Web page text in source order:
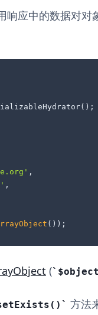
响应中的数据对对
,
,
());
( $object
方法